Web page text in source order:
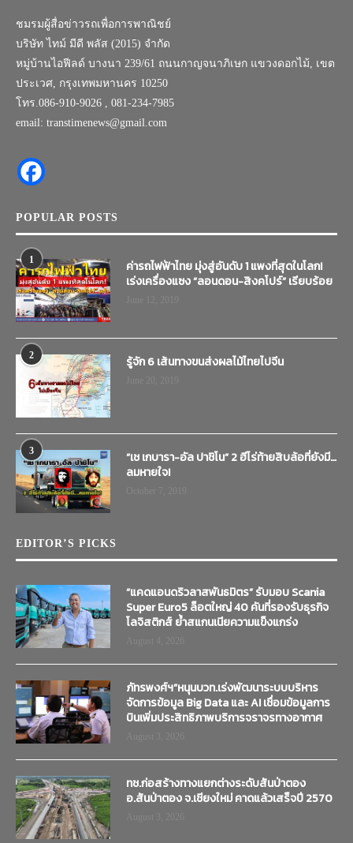
ชมรมผู้สื่อข่าวรถเพื่อการพาณิชย์
บริษัท ไทม์ มีดี พลัส (2015) จำกัด
หมู่บ้านไอฟีลด์ บางนา 239/61 ถนนกาญจนาภิเษก แขวงดอกไม้, เขต
ประเวศ, กรุงเทพมหานคร 10250
โทร.086-910-9026 , 081-234-7985
email: transtimenews@gmail.com
POPULAR POSTS
1
ค่ารถไฟฟ้าไทย มุ่งสู่อันดับ 1 แพงที่สุดในโลก!
เร่งเครื่องแซง “ลอนดอน-สิงคโปร์” เรียบร้อย
2 รู้จัก 6 เส้นทางขนส่งผลไม้ไทยไปจีน
3
“เช เกบารา-อัล ปาชิโน” 2 ฮีโร่ท้ายสิบล้อที่ยังมี…
ลมหายใจ!
EDITOR’S PICKS
“แคดแอนดริวลาสพันธมิตร” รับมอบ Scania
Super Euro5 ล็อตใหญ่ 40 คันที่รองรับธุรกิจ
โลจิสติกส์ ย้ำสแกนเนียความแข็งแกร่ง
ภัทรพงศ์ฯ”หนุนบวท.เร่งพัฒนาระบบบริหาร
จัดการข้อมูล Big Data และ AI เชื่อมข้อมูลการ
บินเพิ่มประสิทธิภาพบริการจราจรทางอากาศ
ทช.ก่อสร้างทางแยกต่างระดับสันป่าตอง
อ.สันป่าตอง จ.เชียงใหม่ คาดแล้วเสร็จปี 2570